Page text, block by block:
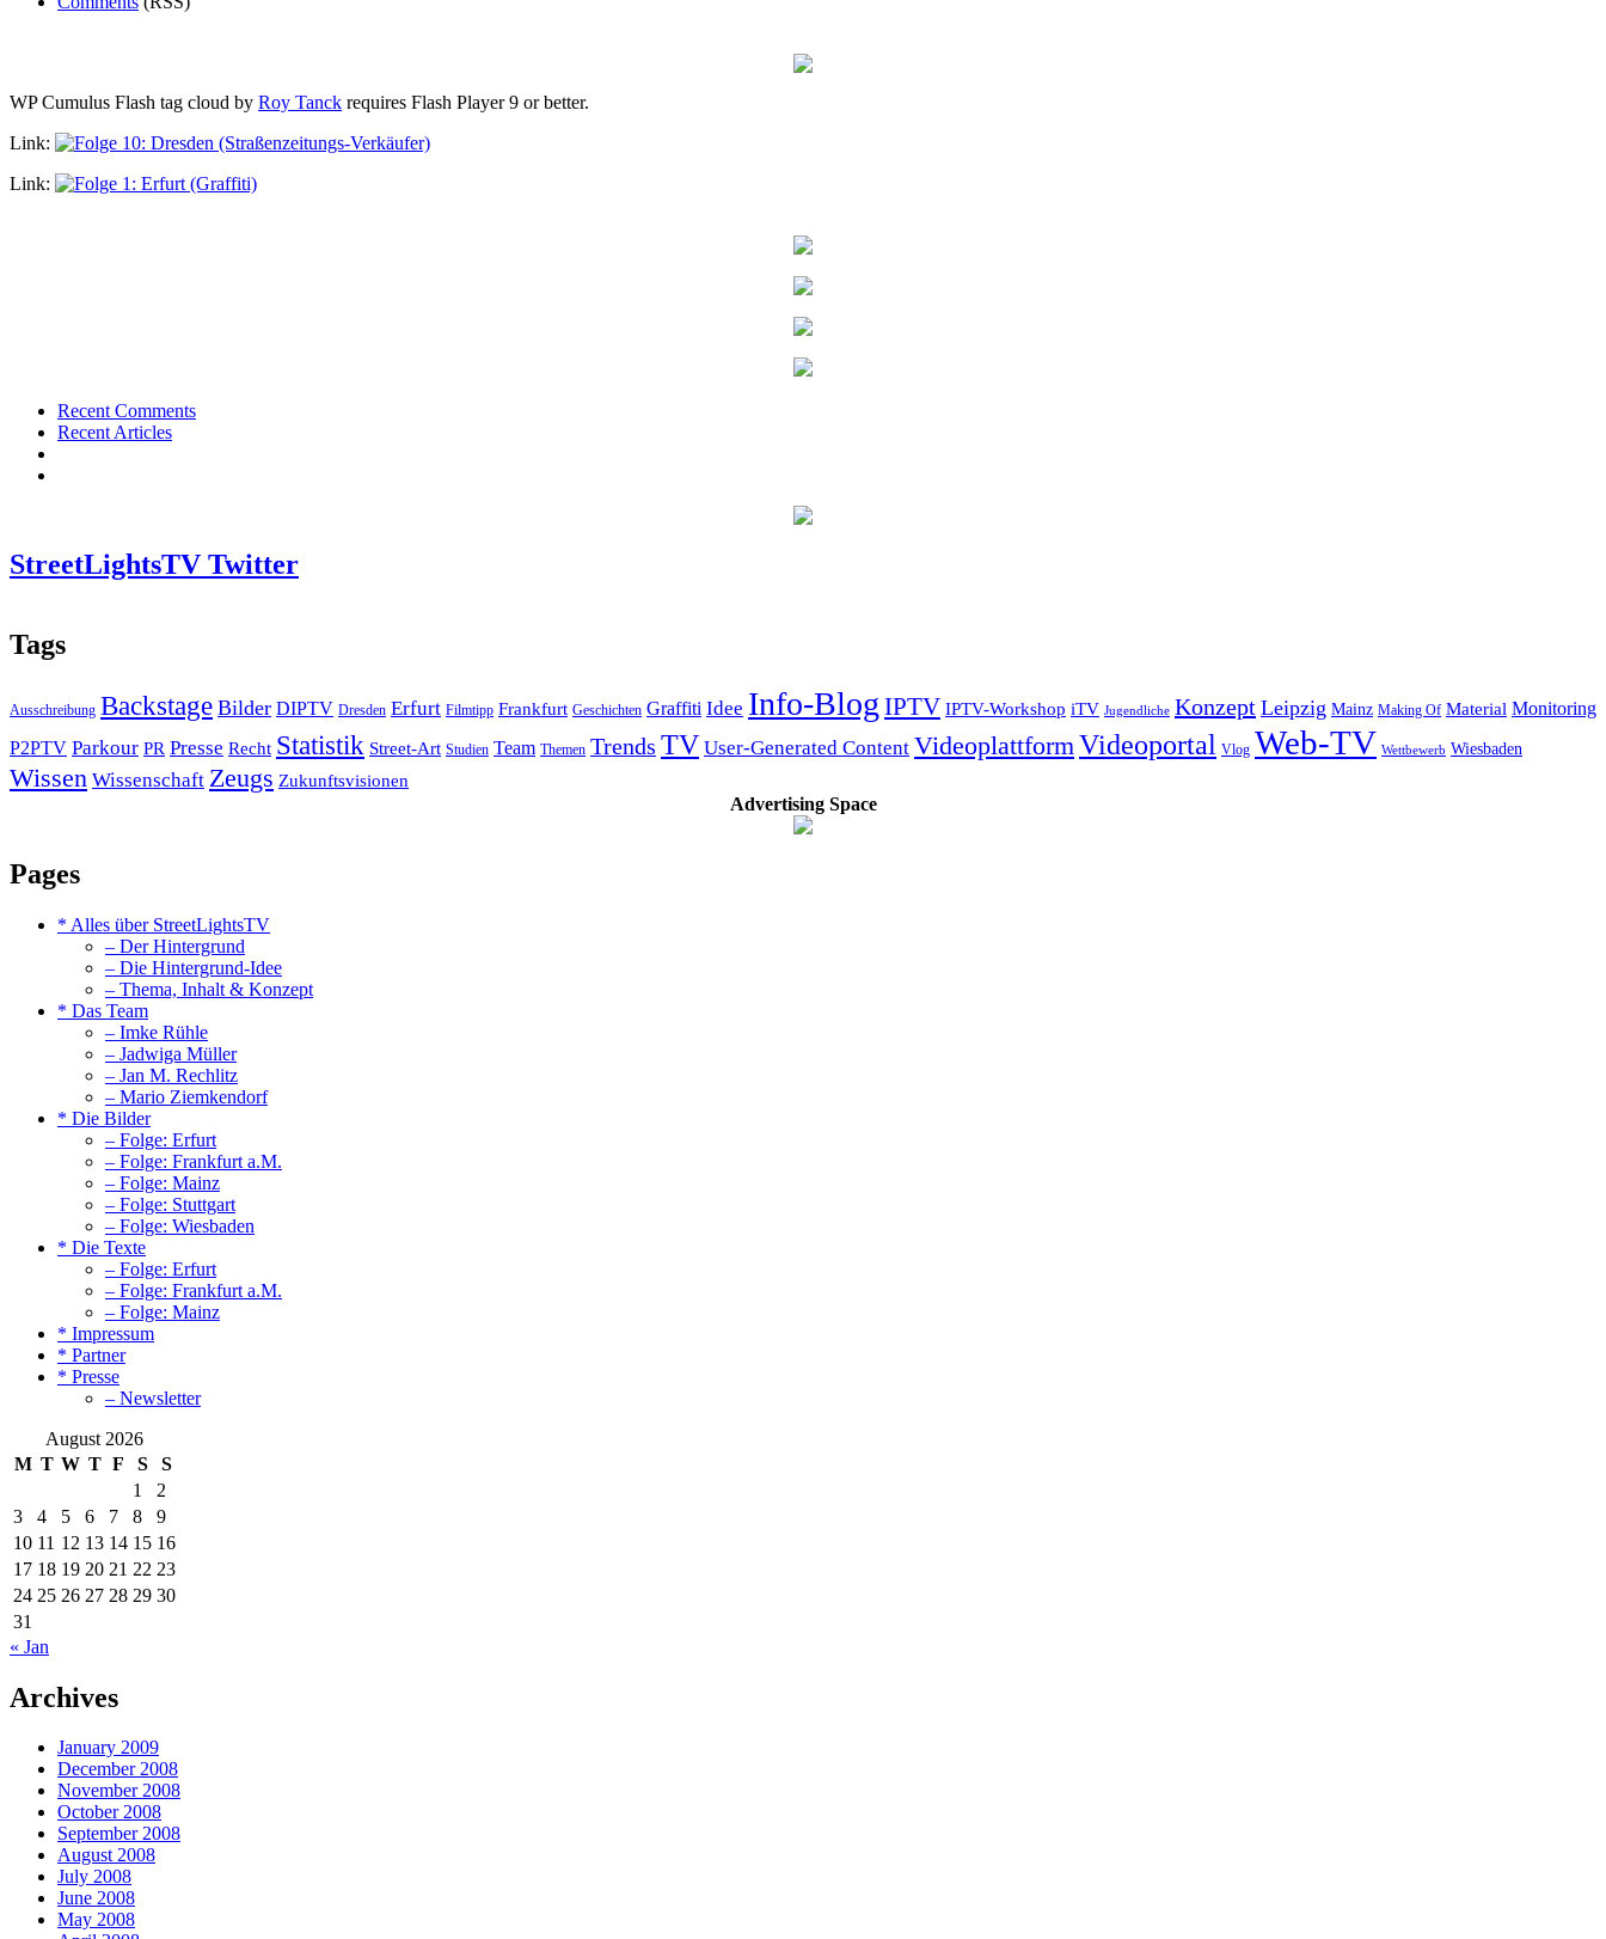
WP Cumulus Flash tag cloud by Roy Tanck requires Flash Player 9 or better.
Link:
Link:
Recent Comments
Recent Articles
StreetLightsTV Twitter
Tags
Ausschreibung Backstage Bilder DIPTV Dresden Erfurt Filmtipp Frankfurt Geschichten Graffiti Idee Info-Blog IPTV IPTV-Workshop iTV Jugendliche Konzept Leipzig Mainz Making Of Material Monitoring
P2PTV Parkour PR Presse Recht Statistik Street-Art Studien Team Themen Trends TV User-Generated Content Videoplattform Videoportal Vlog Web-TV Wettbewerb Wiesbaden
Wissen Wissenschaft Zeugs Zukunftsvisionen
Advertising Space
Pages
* Alles über StreetLightsTV
– Der Hintergrund
– Die Hintergrund-Idee
– Thema, Inhalt & Konzept
* Das Team
– Imke Rühle
– Jadwiga Müller
– Jan M. Rechlitz
– Mario Ziemkendorf
* Die Bilder
– Folge: Erfurt
– Folge: Frankfurt a.M.
– Folge: Mainz
– Folge: Stuttgart
– Folge: Wiesbaden
* Die Texte
– Folge: Erfurt
– Folge: Frankfurt a.M.
– Folge: Mainz
* Impressum
* Partner
* Presse
– Newsletter
August 2026
M T W T F S
S
1
2
3
4 5 6 7 8
9
10 11 12 13 14 15 16
17 18 19 20 21 22 23
24 25 26 27 28 29 30
31
« Jan
Archives
January 2009
December 2008
November 2008
October 2008
September 2008
August 2008
July 2008
June 2008
May 2008